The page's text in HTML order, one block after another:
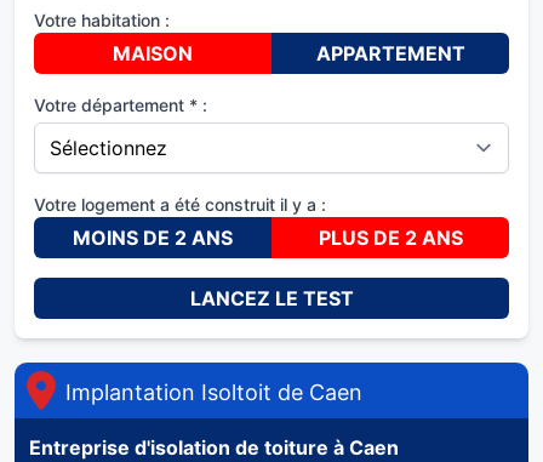
Votre habitation :
MAISON APPARTEMENT
Votre département * :
Votre logement a été construit il y a :
MOINS DE 2 ANS PLUS DE 2 ANS
LANCEZ LE TEST
Implantation Isoltoit de Caen
Entreprise d'isolation de toiture à Caen